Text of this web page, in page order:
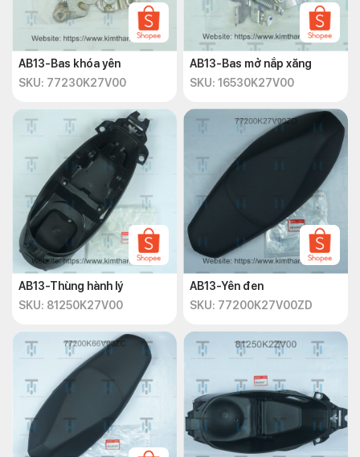
AB13-Bas khóa yên
SKU: 77230K27V00
AB13-Bas mở nắp xăng
SKU: 16530K27V00
AB13-Thùng hành lý
SKU: 81250K27V00
AB13-Yên đen
SKU: 77200K27V00ZD